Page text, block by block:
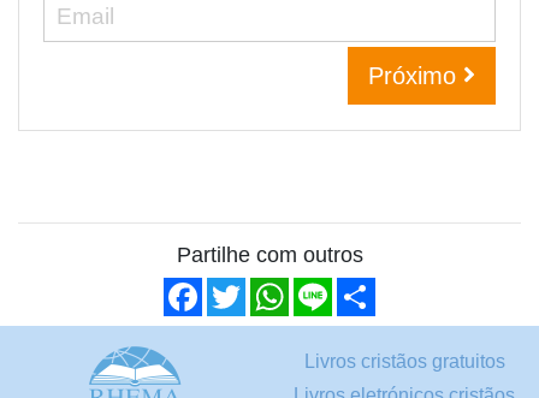
Próximo
Partilhe com outros
Facebook
TwitterWhatsApp
Line
Livros cristãos gratuitos